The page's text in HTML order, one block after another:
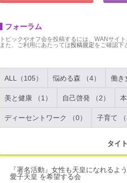
フォーラム
トピックやオフ会を投稿するには、WANサイ
また、ご利用にあたっては投稿規定をご確認下
ALL（105） 悩める森 （4） 働き
美と健康 （1） 自己啓発 （2）
ディーセントワーク （0） 子育て （
タイ
『署名活動』女性も天皇になれる
愛子天皇 を希望する会